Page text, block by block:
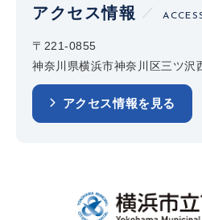
アクセス情報
〒221-0855
神奈川県横浜市神奈川区三ツ沢
アクセス情報を見る